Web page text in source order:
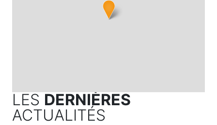
LES DERNIÈRES
ACTUALITÉS